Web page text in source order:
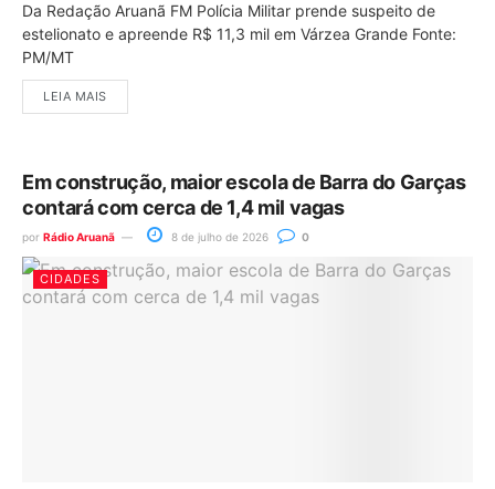
Da Redação Aruanã FM Polícia Militar prende suspeito de
estelionato e apreende R$ 11,3 mil em Várzea Grande Fonte:
PM/MT
LEIA MAIS
Em construção, maior escola de Barra do Garças
contará com cerca de 1,4 mil vagas
por Rádio Aruanã 8 de julho de 2026 0
CIDADES